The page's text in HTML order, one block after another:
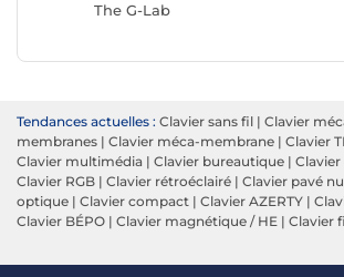
The G-Lab
Tendances actuelles : Clavier sans fil | Clavier
membranes | Clavier méca-membrane | Clavier
Clavier multimédia | Clavier bureautique |
Clavier RGB | Clavier rétroéclairé | Clavier pavé
optique | Clavier compact | Clavier AZERTY |
Clavier BÉPO | Clavier magnétique / HE | Clavier